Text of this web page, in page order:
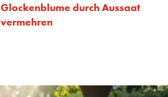
Glockenblume durch Aussaat
vermehren